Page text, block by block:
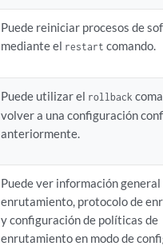
Puede reiniciar procesos de
mediante el restart comando.
Puede utilizar el rollback
volver a una configuración
anteriormente.
Puede ver información general
enrutamiento, protocolo de
y configuración de políticas de
enrutamiento en modo de